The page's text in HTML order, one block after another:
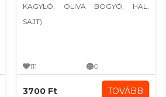
KAGYLÓ, OLIVA BOGYÓ, HAL,
SAJT)
111 0
3700 Ft TOVÁBB